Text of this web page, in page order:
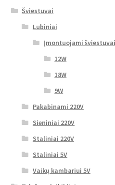
Šviestuvai
Lubiniai
Įmontuojami
12W
18W
9W
Pakabinami 220V
Sieniniai 220V
Staliniai 220V
Staliniai 5V
Vaikų kambariui 5V